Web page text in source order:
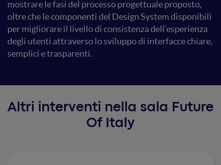
mostrare le fasi del processo progettuale proposto,
oltre che le componenti del Design System disponibili
per migliorare il livello di consistenza dell’esperienza
degli utenti attraverso lo sviluppo di interfacce chiare,
semplici e trasparenti.
Altri interventi nella sala Future
Of Italy